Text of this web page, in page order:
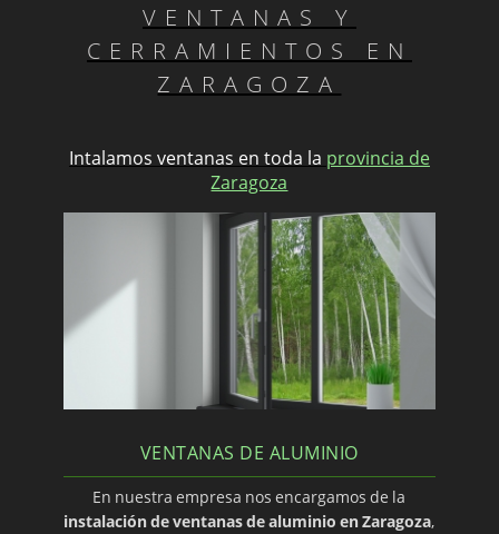
VENTANAS Y
CERRAMIENTOS EN
ZARAGOZA
Intalamos ventanas en toda la provincia de
Zaragoza
VENTANAS DE ALUMINIO
En nuestra empresa nos encargamos de la
instalación de ventanas de aluminio en Zaragoza,